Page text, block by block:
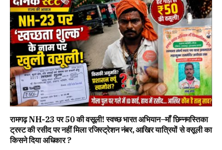
रामगढ़ NH-23 पर ₹50 की वसूली! स्वच्छ भारत अभियान–माँ छिन्नमस्तिका
ट्रस्ट की रसीद पर नहीं मिला रजिस्ट्रेशन नंबर, आखिर यात्रियों से वसूली का
किसने दिया अधिकार ?